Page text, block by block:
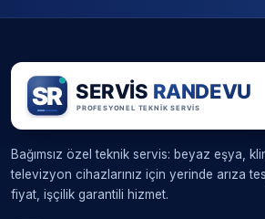
Bağımsız özel teknik servis: beyaz eşya,
televizyon cihazlarınız için yerinde arıza
fiyat, işçilik garantili hizmet.